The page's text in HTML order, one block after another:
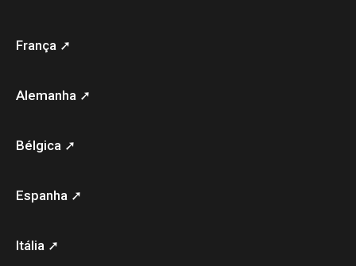
França ➚
Alemanha ➚
Bélgica ➚
Espanha ➚
Itália ➚